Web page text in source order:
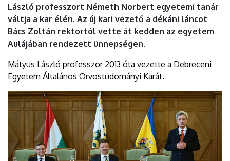
László professzort Németh Norbert egyetemi tanár
váltja a kar élén. Az új kari vezető a dékáni láncot
Bács Zoltán rektortól vette át kedden az egyetem
Aulájában rendezett ünnepségen.
Mátyus László professzor 2013 óta vezette a Debreceni
Egyetem Általános Orvostudományi Karát.